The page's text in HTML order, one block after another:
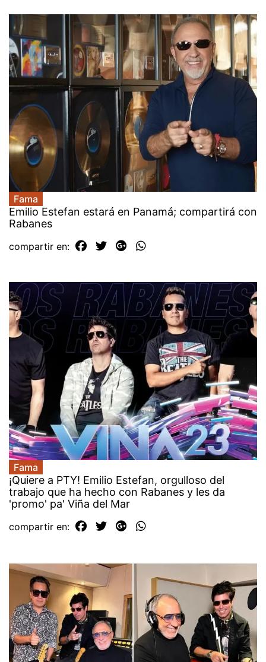
Fama
Emilio Estefan estará en Panamá; compartirá con
Rabanes
compartir en:
Fama
¡Quiere a PTY! Emilio Estefan, orgulloso del
trabajo que ha hecho con Rabanes y les da
'promo' pa' Viña del Mar
compartir en: